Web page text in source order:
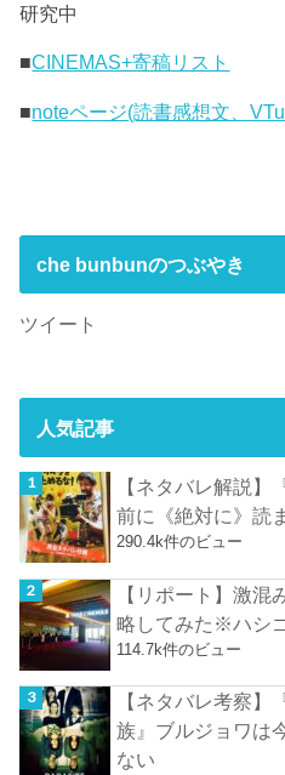
研究中
■CINEMAS+寄稿リスト
■noteページ(読書感想文、
che bunbunのつぶやき
ツイート
人気記事
【ネタバレ解説】
前に《絶対に》読
290.4k件のビュー
【リポート】激
略してみた※ハシ
114.7k件のビュー
【ネタバレ考察】
族』ブルジョワは
ない